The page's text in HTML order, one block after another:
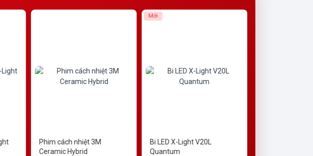
Phim cách nhiệt 3M
Ceramic Hybrid
Mới
Bi LED X-Light V20L
Quantum